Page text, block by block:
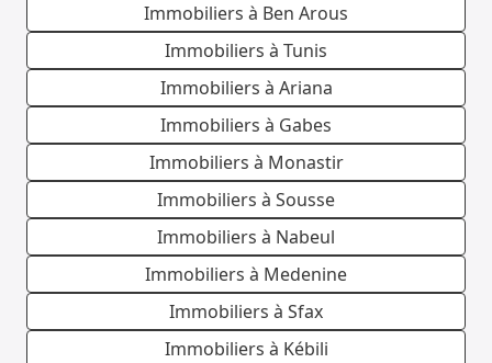
Immobiliers à Ben Arous
Immobiliers à Tunis
Immobiliers à Ariana
Immobiliers à Gabes
Immobiliers à Monastir
Immobiliers à Sousse
Immobiliers à Nabeul
Immobiliers à Medenine
Immobiliers à Sfax
Immobiliers à Kébili